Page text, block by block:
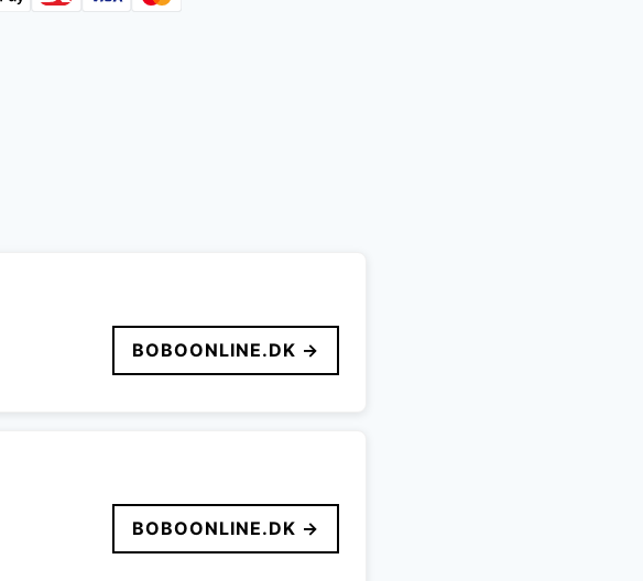
BOBOONLINE.DK →
BOBOONLINE.DK →